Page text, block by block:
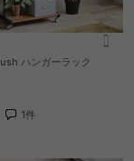
ハンガーラック
1件